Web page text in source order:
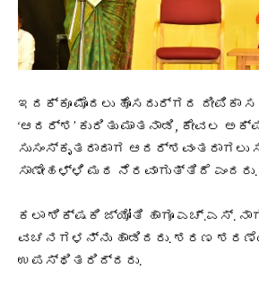
ಇದಕ್ಕೂ ಮೊದಲು ಹೊಸದುರ್ಗದ ದೀಪಿಕಾ
‘ಆದರ್ಶ’ ಕುರಿತು ಮಾತನಾಡಿ, ಕೇವಲ
ಸುಸಂಸ್ಕೃತರಾದಾಗ
ಸಾಣೇಹಳ್ಳಿ ಮಠ ನೆರವಾಗುತ್ತಿದೆ ಎಂದರು.
ಕಲಾ ಶಿಕ್ಷಕಿ ಜ್ಯೋತಿ ಹಾಗೂ ಎಚ್.ಎಸ್.
ವಚನಗಳನ್ನು ಹಾಡಿದರು. ಶರಣ
ಉಪಸ್ಥಿತರಿದ್ದರು.